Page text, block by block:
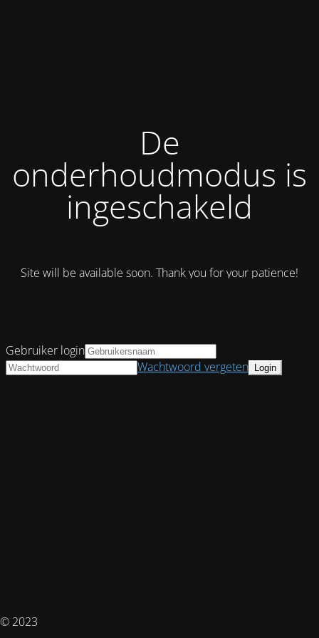
De
onderhoudmodus is
ingeschakeld
Site will be available soon. Thank you for your patience!
© 2023
Gebruiker login
Wachtwoord vergeten